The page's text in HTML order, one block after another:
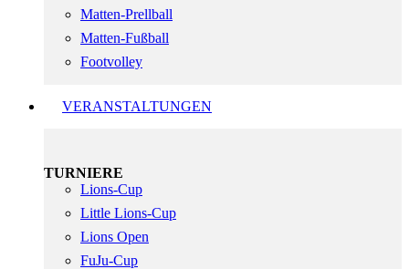
Matten-Prellball
Matten-Fußball
Footvolley
VERANSTALTUNGEN
TURNIERE
Lions-Cup
Little Lions-Cup
Lions Open
FuJu-Cup